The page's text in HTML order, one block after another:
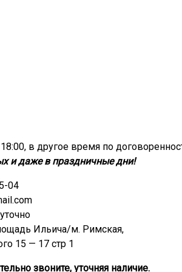
в другое время по
и даже в праздничные дни!
04
Ильича/м. Римская,
15 — 17 стр 1
звоните, уточняя наличие.